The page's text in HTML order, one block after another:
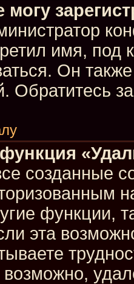
могу
имя, под
Он
Обратитесь
созданные
функции,
эта